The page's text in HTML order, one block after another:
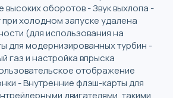
высоких оборотов - Звук выхлопа -
при холодном запуске удалена
(для использования на
для модернизированных турбин -
газ и настройка впрыска
отображение
- Внутренние флэш-карты для
двигателями, такими